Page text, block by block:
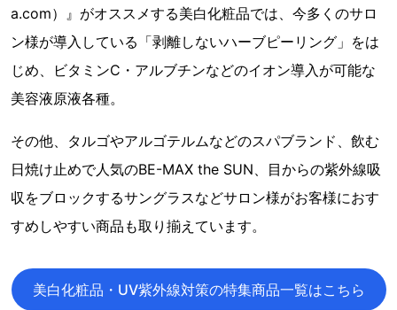
a.com）』がオススメする美白化粧品では、今多くのサロ
ン様が導入している「剥離しないハーブピーリング」をは
じめ、ビタミンC・アルブチンなどのイオン導入が可能な
美容液原液各種。
その他、タルゴやアルゴテルムなどのスパブランド、飲む
日焼け止めで人気のBE-MAX the SUN、目からの紫外線吸
収をブロックするサングラスなどサロン様がお客様におす
すめしやすい商品も取り揃えています。
美白化粧品・UV紫外線対策の特集商品一覧はこちら